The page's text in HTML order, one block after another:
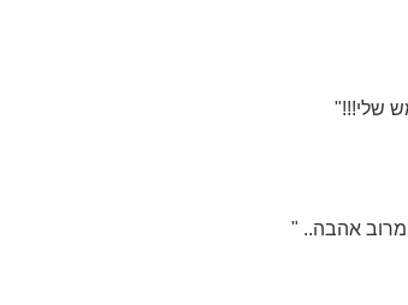
שלי!!!"
מרוב אהבה.. "